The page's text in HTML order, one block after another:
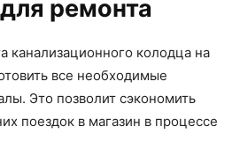
ремонта
канализационного колодца на
все необходимые
Это позволит сэкономить
поездок в магазин в процессе